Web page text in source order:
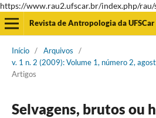
https://www.rau2.ufscar.br/index.php/rau/
Revista de Antropologia da UFSCar
Início / Arquivos
/
v. 1 n. 2 (2009): Volume 1, número 2,
Artigos
Selvagens, brutos ou